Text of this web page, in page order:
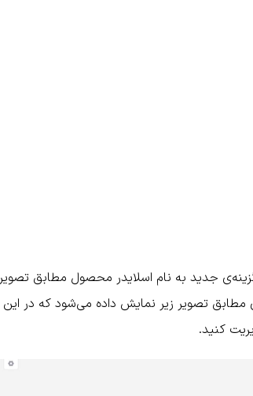
جدید به نام اسلایدر محصول مطابق تصویر
تصویر زیر نمایش داده می‌شود که در این
کنید.